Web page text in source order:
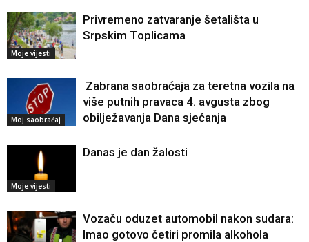
Moje vijesti
Privremeno zatvaranje šetališta u
Srpskim Toplicama
Moj saobraćaj
Zabrana saobraćaja za teretna vozila na
više putnih pravaca 4. avgusta zbog
obilježavanja Dana sjećanja
Moje vijesti
Danas je dan žalosti
Vozaču oduzet automobil nakon sudara:
Imao gotovo četiri promila alkohola